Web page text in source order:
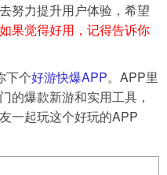
努力提升用户体验，希望
如果觉得好用，记得告诉你
下个好游快爆APP。APP里
的爆款新游和实用工具，
一起玩这个好玩的APP